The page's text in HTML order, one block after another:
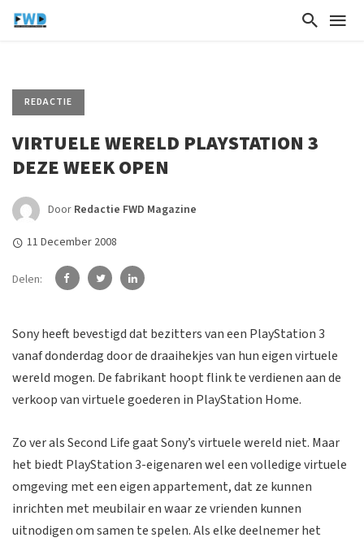
REDACTIE
VIRTUELE WERELD PLAYSTATION 3
DEZE WEEK OPEN
Door Redactie FWD Magazine
11 December 2008
Delen:
Sony heeft bevestigd dat bezitters van een PlayStation 3
vanaf donderdag door de draaihekjes van hun eigen virtuele
wereld mogen. De fabrikant hoopt flink te verdienen aan de
verkoop van virtuele goederen in PlayStation Home.
Zo ver als Second Life gaat Sony’s virtuele wereld niet. Maar
het biedt PlayStation 3-eigenaren wel een volledige virtuele
omgeving met een eigen appartement, dat ze kunnen
inrichten met meubilair en waar ze vrienden kunnen
uitnodigen om samen te spelen. Als elke deelnemer het